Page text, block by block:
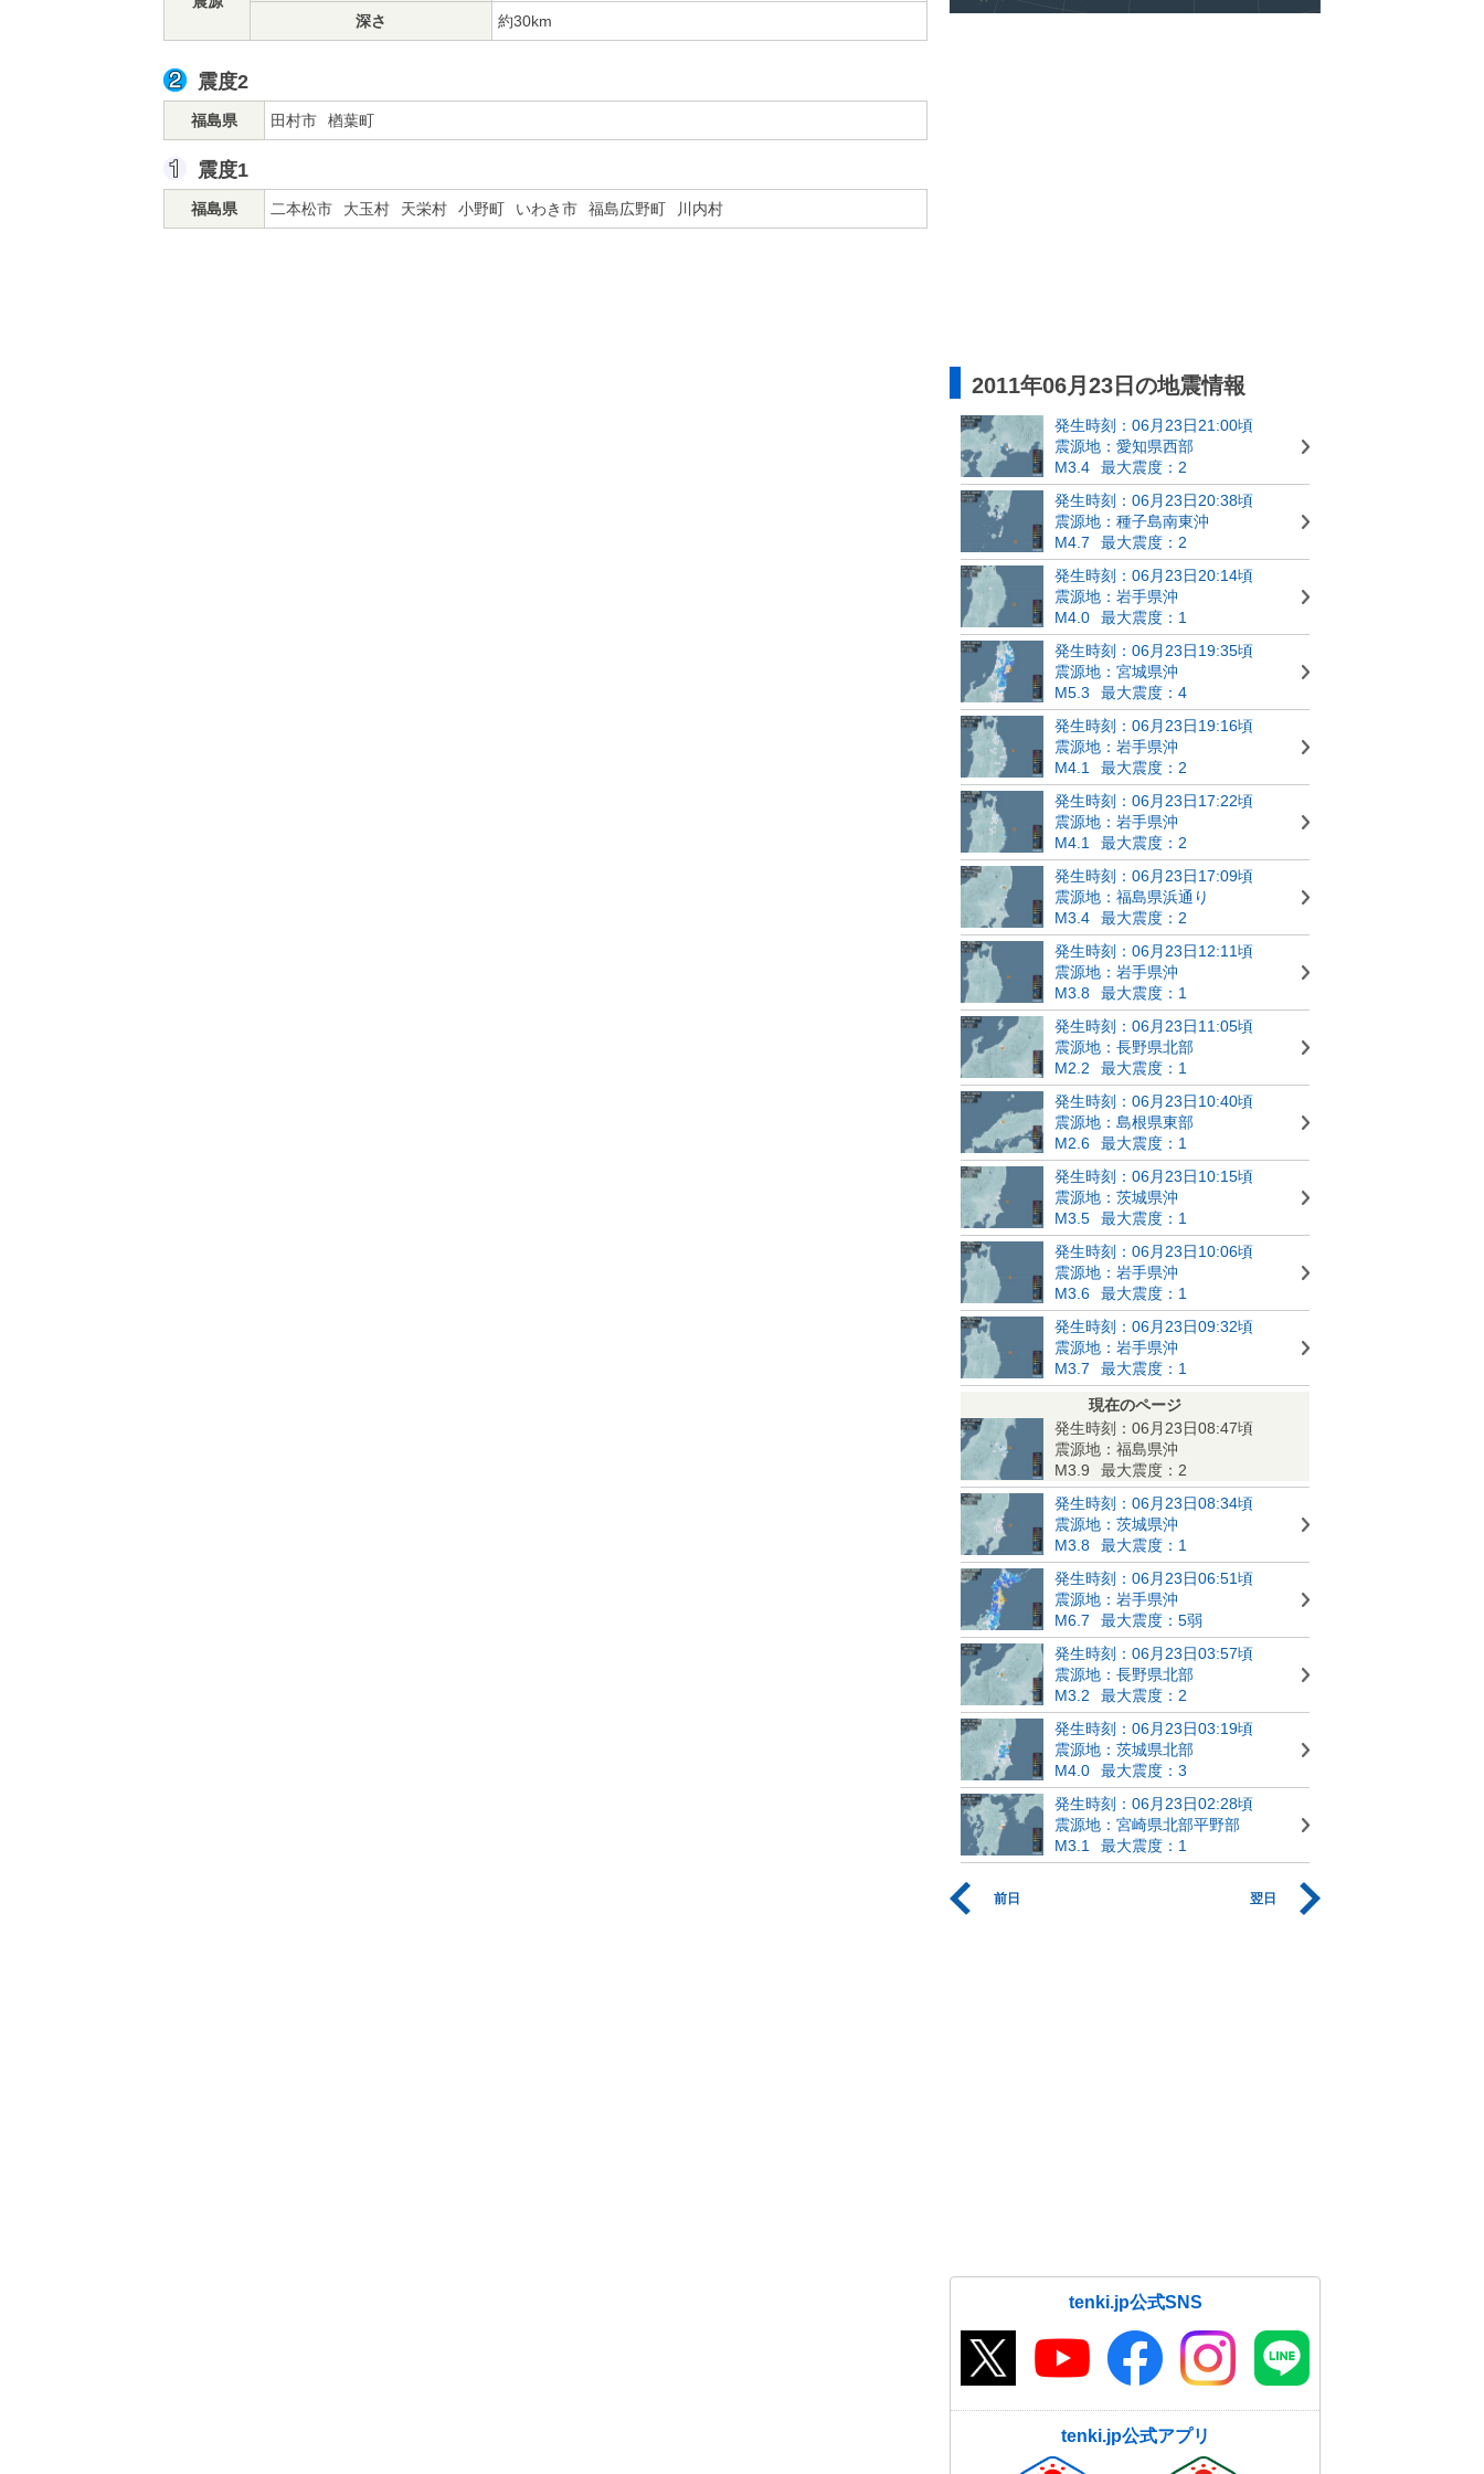
深さ
約30km
震度2
福島県 田村市 楢葉町
震度1
福島県 二本松市 大玉村 天栄村 小野町 いわき市 福島広野町 川内村
2011年06月23日の地震情報
発生時刻：06月23日21:00頃
震源地：愛知県西部
M3.4
最大震度：2
発生時刻：06月23日20:38頃
震源地：種子島南東沖
M4.7
最大震度：2
発生時刻：06月23日20:14頃
震源地：岩手県沖
M4.0
最大震度：1
発生時刻：06月23日19:35頃
震源地：宮城県沖
M5.3
最大震度：4
発生時刻：06月23日19:16頃
震源地：岩手県沖
M4.1
最大震度：2
発生時刻：06月23日17:22頃
震源地：岩手県沖
M4.1
最大震度：2
発生時刻：06月23日17:09頃
震源地：福島県浜通り
M3.4
最大震度：2
発生時刻：06月23日12:11頃
震源地：岩手県沖
M3.8
最大震度：1
発生時刻：06月23日11:05頃
震源地：長野県北部
M2.2
最大震度：1
発生時刻：06月23日10:40頃
震源地：島根県東部
M2.6
最大震度：1
発生時刻：06月23日10:15頃
震源地：茨城県沖
M3.5
最大震度：1
発生時刻：06月23日10:06頃
震源地：岩手県沖
M3.6
最大震度：1
発生時刻：06月23日09:32頃
震源地：岩手県沖
M3.7
最大震度：1
現在のページ
発生時刻：06月23日08:47頃
震源地：福島県沖
M3.9
最大震度：2
発生時刻：06月23日08:34頃
震源地：茨城県沖
M3.8
最大震度：1
発生時刻：06月23日06:51頃
震源地：岩手県沖
M6.7
最大震度：5弱
発生時刻：06月23日03:57頃
震源地：長野県北部
M3.2
最大震度：2
発生時刻：06月23日03:19頃
震源地：茨城県北部
M4.0
最大震度：3
発生時刻：06月23日02:28頃
震源地：宮崎県北部平野部
M3.1
最大震度：1
前日 翌日
tenki.jp公式SNS
tenki.jp公式アプリ